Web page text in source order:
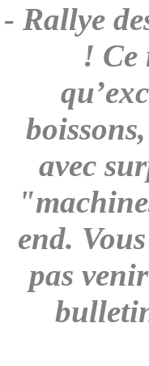
- Rallye
! Ce
avec
end.
pas